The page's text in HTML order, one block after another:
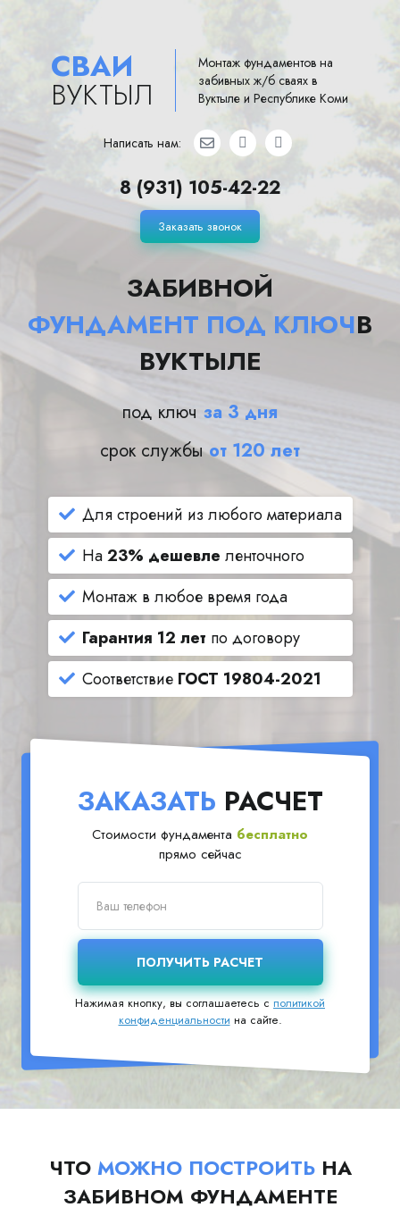
СВАИ
ВУКТЫЛ
Монтаж фундаментов на
забивных ж/б сваях в
Вуктыле и Республике Коми
Написать нам:
8 (931) 105-42-22
Заказать звонок
ЗАБИВНОЙ
ФУНДАМЕНТ ПОД КЛЮЧВ
ВУКТЫЛЕ
под ключ за 3 дня
срок службыот 120 лет
Для строений из любого материала
На23% дешевле ленточного
Монтаж в любое время года
Гарантия 12 лет по договору
Соответствие ГОСТ 19804-2021
ЗАКАЗАТЬ РАСЧЕТ
Стоимости фундамента бесплатно
прямо сейчас
Нажимая кнопку, вы соглашаетесь сполитикой
конфиденциальности на сайте.
ЧТО МОЖНО ПОСТРОИТЬНА
ЗАБИВНОМ ФУНДАМЕНТЕ